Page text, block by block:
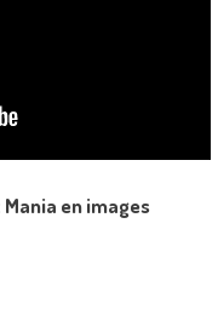
en images